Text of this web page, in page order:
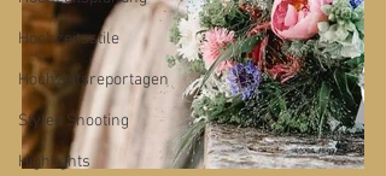
Hochzeitsstile
Hochzeitsreportagen
Styled Shooting
Highlights